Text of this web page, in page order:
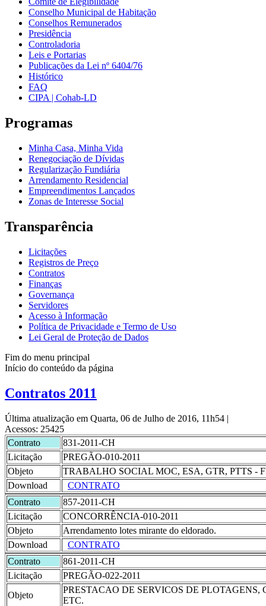
Conselho Municipal de Habitação
Conselhos Remunerados
Presidência
Controladoria
Leis e Portarias
Publicações da Lei nº 6404/76
Histórico
FAQ
CIPA | Cohab-LD
Programas
Minha Casa, Minha Vida
Renegociação de Dívidas
Regularização Fundiária
Arrendamento Residencial
Empreendimentos Lançados
Zonas de Interesse Social
Transparência
Licitações
Registros de Preço
Contratos
Finanças
Governança
Servidores
Acesso à Informação
Política de Privacidade e Termo de Uso
Lei Geral de Proteção de Dados
Fim do menu principal
Início do conteúdo da página
Contratos 2011
Última atualização em Quarta, 06 de Julho de 2016, 11h54 |
Acessos: 25425
Contrato
831-2011-CH
Licitação
PREGÃO-010-2011
Objeto
TRABALHO SOCIAL MOC, ESA, GTR, PTTS -
Download
CONTRATO
Contrato
857-2011-CH
Licitação
CONCORRÊNCIA-010-2011
Objeto
Arrendamento lotes mirante do eldorado.
Download
CONTRATO
Contrato
861-2011-CH
Licitação
PREGÃO-022-2011
Objeto
PRESTACAO DE SERVICOS DE
ETC.